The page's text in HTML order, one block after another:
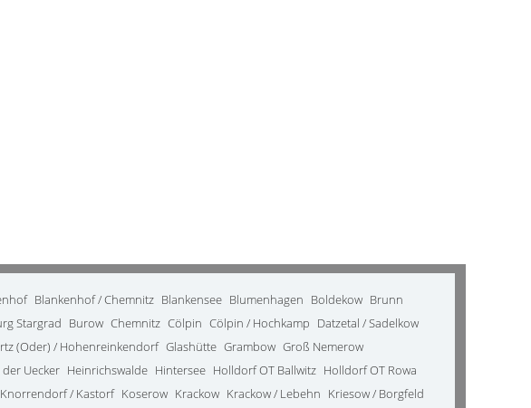
Blankenhof / Chemnitz Blankensee Blumenhagen Boldekow Brunn
Stargrad Burow Chemnitz Cölpin Cölpin / Hochkamp Datzetal / Sadelkow
(Oder) / Hohenreinkendorf Glashütte Grambow Groß Nemerow
Uecker Heinrichswalde Hintersee Holldorf OT Ballwitz Holldorf OT Rowa
Knorrendorf / Kastorf Koserow Krackow Krackow / Lebehn Kriesow / Borgfeld